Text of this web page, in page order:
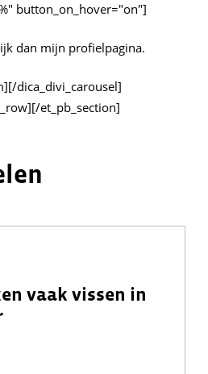
button_on_hover="on"]
dan mijn profielpagina.
dica_divi_carousel]
et_pb_section]
vaak vissen in